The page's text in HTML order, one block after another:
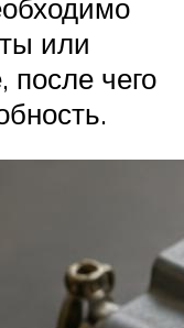
или
после чего